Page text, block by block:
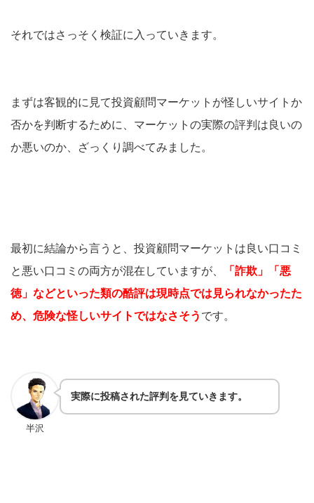
それではさっそく検証に入っていきます。
まずは客観的に見て投資顧問マーケットが怪しいサイトか
否かを判断するために、マーケットの実際の評判は良いの
か悪いのか、ざっくり調べてみました。
最初に結論から言うと、投資顧問マーケットは良い口コミ
と悪い口コミの両方が混在していますが、
「詐欺」「悪
徳」などといった類の酷評は現時点では見られなかったた
め、危険な怪しいサイトではなさそう です。
半沢
実際に投稿された評判を見ていきます。